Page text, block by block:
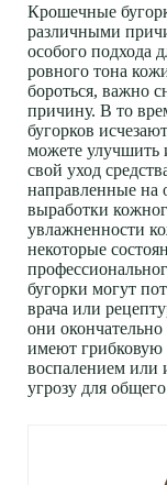
Крошечные
различными
особого подхода
ровного тона
бороться, важно
причину. В то
бугорков
можете улучшить
свой уход
направленные на
выработки
увлажненности
некоторые
бугорки могут
врача или
они
имеют грибковую
воспалением или
угрозу для